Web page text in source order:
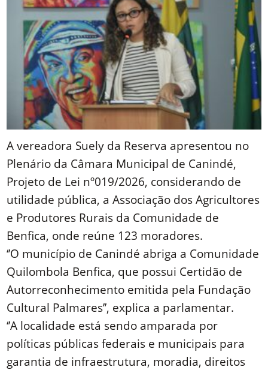
A vereadora Suely da Reserva apresentou no
Plenário da Câmara Municipal de Canindé,
Projeto de Lei nº019/2026, considerando de
utilidade pública, a Associação dos Agricultores
e Produtores Rurais da Comunidade de
Benfica, onde reúne 123 moradores.
‘’O município de Canindé abriga a Comunidade
Quilombola Benfica, que possui Certidão de
Autorreconhecimento emitida pela Fundação
Cultural Palmares’’, explica a parlamentar.
‘’A localidade está sendo amparada por
políticas públicas federais e municipais para
garantia de infraestrutura, moradia, direitos